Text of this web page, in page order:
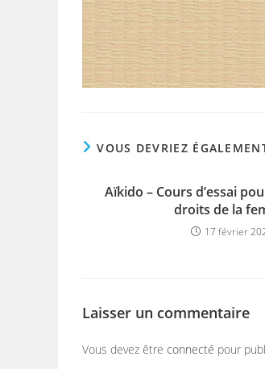
VOUS DEVRIEZ
Aïkido – Cours d’essai
droits de la
17 février
Laisser un commentaire
Vous devez être connecté pour